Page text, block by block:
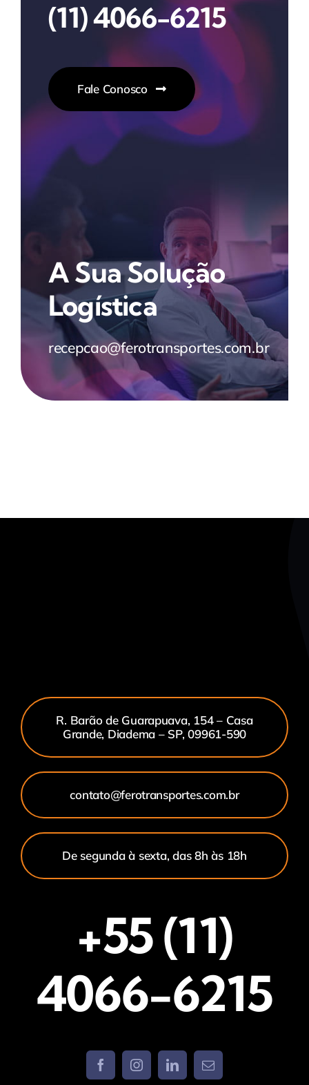
(11) 4066-6215
Fale Conosco
A Sua Solução
Logística
recepcao@ferotransportes.com.br
R. Barão de Guarapuava, 154 – Casa
Grande, Diadema – SP, 09961-590
contato@ferotransportes.com.br
De segunda à sexta, das 8h às 18h
+55 (11)
4066-6215